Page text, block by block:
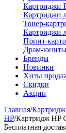
Картриджи
Картриджи
Тонер-
Картриджи
Принт-
Драм-
Бренды
Новинки
Хиты
Скидки
Акции
Главная/
HP/Картридж HP
Бесплатная